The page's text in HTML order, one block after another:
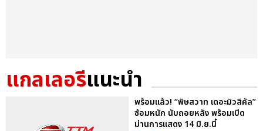
แกลเลอรีแนะนำ
พร้อมแล้ว! “พิษสวาท เดอะมิวสิคัล”
ซ้อมหนัก นับถอยหลัง พร้อมเปิด
ม่านการแสดง 14 มิ.ย.นี้